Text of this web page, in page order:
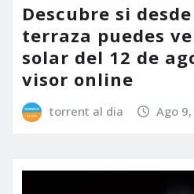
Descubre si
terraza puedes
solar del 12 de
visor online
torrent al dia Ago